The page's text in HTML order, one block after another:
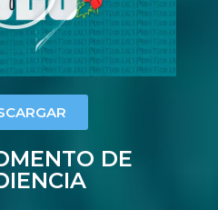
DE